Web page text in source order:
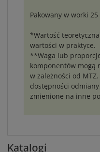
Katalogi
Pakowany w worki
*Wartość
wartości w praktyce.
**Waga lub
komponentów mogą
w zależności od
dostępności
zmienione na inne